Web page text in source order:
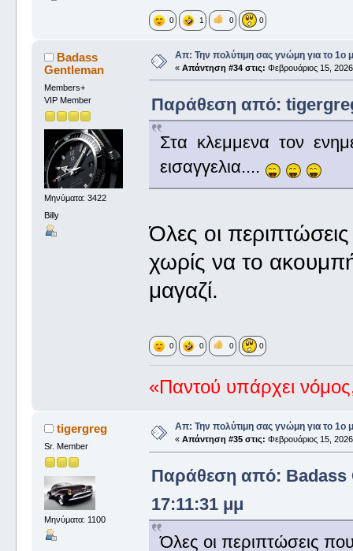
0 1 0 0
Badass
Gentleman
Members+
VIP Member
Μηνύματα: 3422
Billy
Απ: Την πολύτιμη σας γνώμη για το 1ο
« Απάντηση #34 στις: Φεβρουάριος 15,
Παράθεση από:
Στα κλεμμενα τον
εισαγγελια....
Όλες οι
χωρίς να το
μαγαζί.
0 0 0 0
«Παντού υπάρχει
tigergreg
Sr. Member
Μηνύματα: 1100
Απ: Την πολύτιμη σας γνώμη για το 1ο
« Απάντηση #35 στις: Φεβρουάριος 15,
Παράθεση από: Badass
17:11:31 μμ
Όλες οι περιπτώσεις